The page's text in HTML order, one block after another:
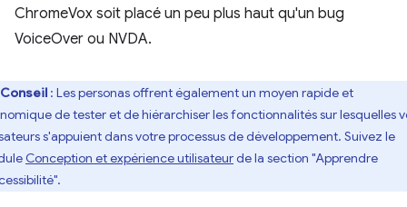
ChromeVox soit placé un peu plus haut qu'un bug
VoiceOver ou NVDA.
Conseil : Les personas offrent également un moyen rapide et
de tester et de hiérarchiser les fonctionnalités sur lesquelles
s'appuient dans votre processus de développement. Suivez le
Conception et expérience utilisateurde la section "Apprendre